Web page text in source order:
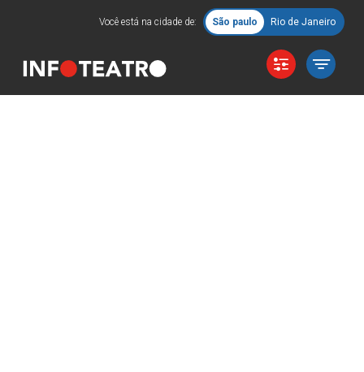
Você está na cidade de: São paulo Rio de Janeiro